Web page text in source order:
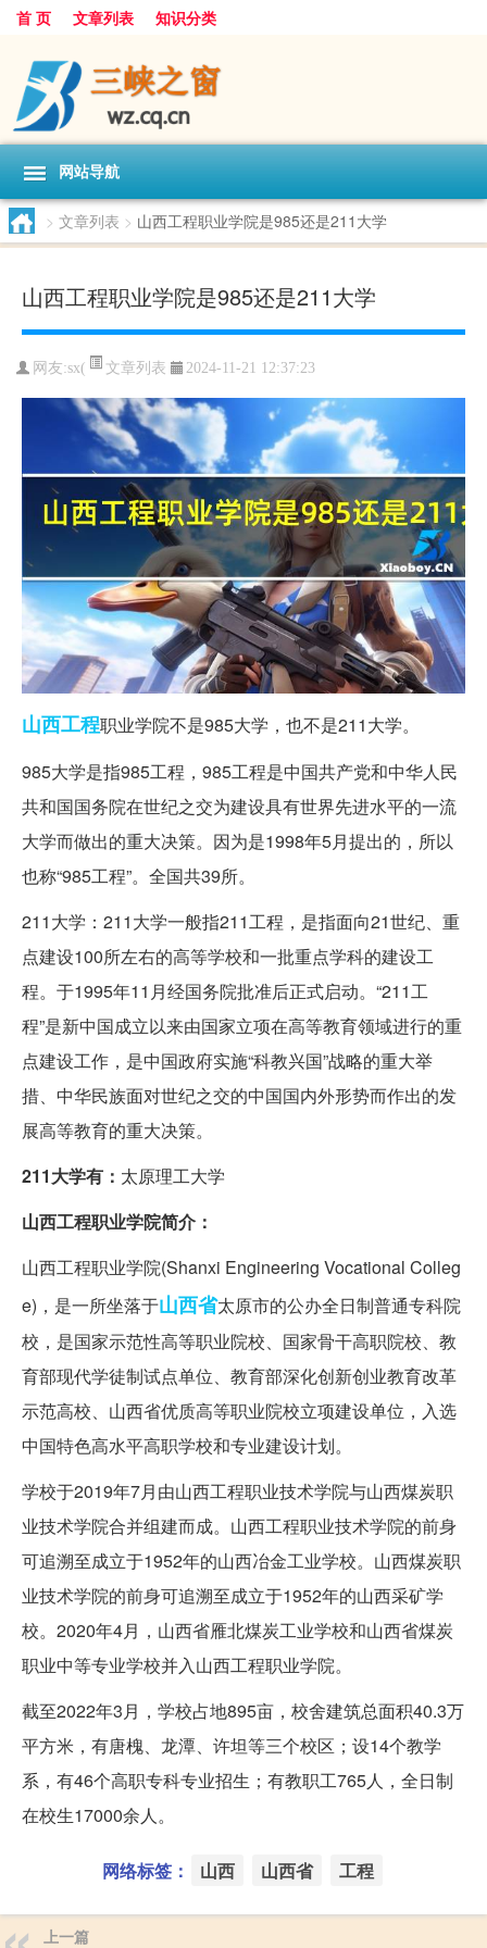
首 页 文章列表 知识分类
网站导航
> 文章列表 > 山西工程职业学院是985还是211大学
山西工程职业学院是985还是211大学
网友:sx( 文章列表 2024-11-21 12:37:23
山西工程职业学院不是985大学，也不是211大学。
985大学是指985工程，985工程是中国共产党和中华人民
共和国国务院在世纪之交为建设具有世界先进水平的一流
大学而做出的重大决策。因为是1998年5月提出的，所以
也称“985工程”。全国共39所。
211大学：211大学一般指211工程，是指面向21世纪、重
点建设100所左右的高等学校和一批重点学科的建设工
程。于1995年11月经国务院批准后正式启动。“211工
程”是新中国成立以来由国家立项在高等教育领域进行的重
点建设工作，是中国政府实施“科教兴国”战略的重大举
措、中华民族面对世纪之交的中国国内外形势而作出的发
展高等教育的重大决策。
211大学有： 太原理工大学
山西工程职业学院简介：
山西工程职业学院(Shanxi Engineering Vocational Colleg
e)，是一所坐落于山西省太原市的公办全日制普通专科院
校，是国家示范性高等职业院校、国家骨干高职院校、教
育部现代学徒制试点单位、教育部深化创新创业教育改革
示范高校、山西省优质高等职业院校立项建设单位，入选
中国特色高水平高职学校和专业建设计划。
学校于2019年7月由山西工程职业技术学院与山西煤炭职
业技术学院合并组建而成。山西工程职业技术学院的前身
可追溯至成立于1952年的山西冶金工业学校。山西煤炭职
业技术学院的前身可追溯至成立于1952年的山西采矿学
校。2020年4月，山西省雁北煤炭工业学校和山西省煤炭
职业中等专业学校并入山西工程职业学院。
截至2022年3月，学校占地895亩，校舍建筑总面积40.3万
平方米，有唐槐、龙潭、许坦等三个校区；设14个教学
系，有46个高职专科专业招生；有教职工765人，全日制
在校生17000余人。
网络标签： 山西 山西省 工程
上一篇